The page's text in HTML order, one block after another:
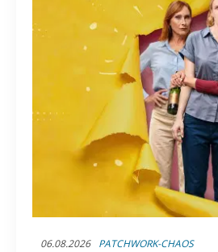
06.08.2026 PATCHWORK-CHAOS